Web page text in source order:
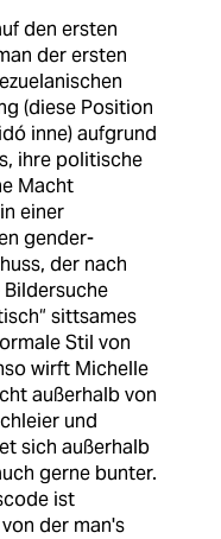
den ersten
der ersten
(diese Position
inne) aufgrund
ihre politische
Macht
einer
gender-
der nach
sittsames
Stil von
wirft Michelle
außerhalb von
und
sich außerhalb
gerne bunter.
ist
der man's